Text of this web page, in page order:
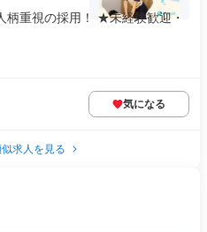
柄重視の採用！ ★未経験歓迎・
気になる
求人を見る